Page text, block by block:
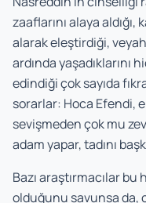
zaaflarını alaya aldığı,
alarak eleştirdiği,
ardında
edindiği çok sayıda
sorarlar: Hoca Efendi,
sevişmeden çok mu
adam yapar, tadını
Bazı araştırmacılar
olduğunu savunsa da,